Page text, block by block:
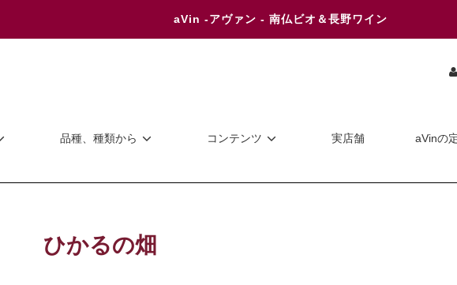
aVin -アヴァン - 南仏ビオ＆長野ワイン
品種、種類から コンテンツ 実店舗 aVinの
ひかるの畑